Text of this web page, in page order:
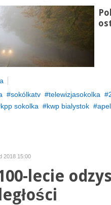
sokólkatv telewizjasokolka
kpp sokolka kwp bialystok
apel
2018 15:00
lecie